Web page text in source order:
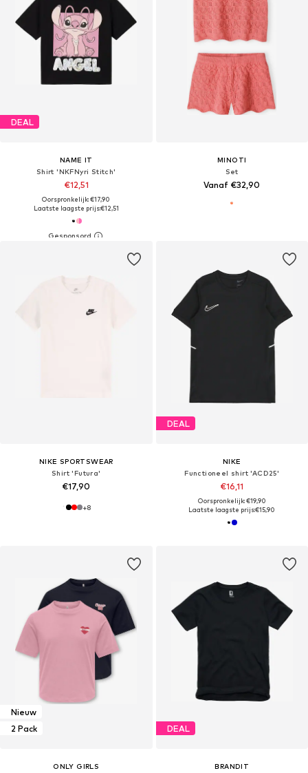
DEAL
NAME IT
Shirt 'NKFNyri Stitch'
€12,51
Oorspronkelijk: €17,90
Laatste laagste prijs:€12,51
MINOTI
Set
Vanaf €32,90
NIKE SPORTSWEAR
Shirt 'Futura'
€17,90
+8
DEAL
NIKE
Functioneel shirt 'ACD25'
€16,11
Oorspronkelijk: €19,90
Laatste laagste prijs:€15,90
Nieuw
2 Pack
ONLY GIRLS
DEAL
BRANDIT